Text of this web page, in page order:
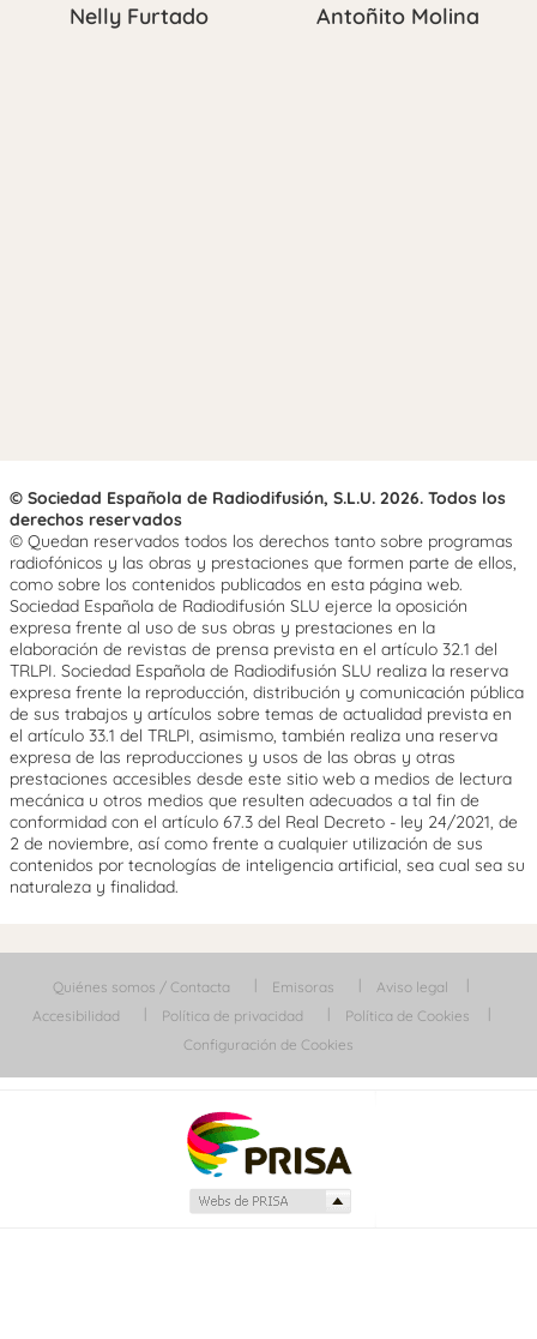
Nelly Furtado Antoñito Molina
© Sociedad Española de Radiodifusión, S.L.U. 2026. Todos los
derechos reservados
© Quedan reservados todos los derechos tanto sobre programas
radiofónicos y las obras y prestaciones que formen parte de ellos,
como sobre los contenidos publicados en esta página web.
Sociedad Española de Radiodifusión SLU ejerce la oposición
expresa frente al uso de sus obras y prestaciones en la
elaboración de revistas de prensa prevista en el artículo 32.1 del
TRLPI. Sociedad Española de Radiodifusión SLU realiza la reserva
expresa frente la reproducción, distribución y comunicación pública
de sus trabajos y artículos sobre temas de actualidad prevista en
el artículo 33.1 del TRLPI, asimismo, también realiza una reserva
expresa de las reproducciones y usos de las obras y otras
prestaciones accesibles desde este sitio web a medios de lectura
mecánica u otros medios que resulten adecuados a tal fin de
conformidad con el artículo 67.3 del Real Decreto - ley 24/2021, de
2 de noviembre, así como frente a cualquier utilización de sus
contenidos por tecnologías de inteligencia artificial, sea cual sea su
naturaleza y finalidad.
Quiénes somos / Contacta Emisoras
Aviso legal
Accesibilidad
Política de privacidad
Política de Cookies
Configuración de Cookies